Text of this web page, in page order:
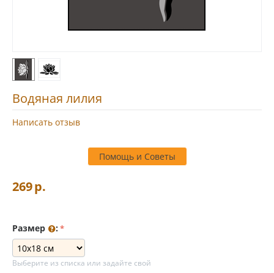
Водяная лилия
Написать отзыв
Помощь и Советы
269р.
Размер :
Выберите из списка или задайте свой